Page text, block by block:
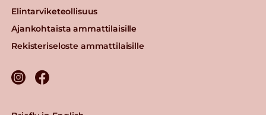
Elintarviketeollisuus
Ajankohtaista ammattilaisille
Rekisteriseloste ammattilaisille